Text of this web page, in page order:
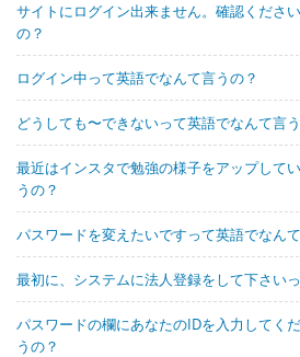
サイトにログイン出来ません。確認くださ
の？
ログイン中って英語でなんて言うの？
どうしても〜できないって英語でなんて言
最近はインスタで勉強の様子をアップして
うの？
パスワードを変えたいですって英語でなん
最初に、システムに法人登録をして下さい
パスワードの欄にあなたのIDを入力してく
うの？